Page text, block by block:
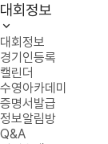
대회정보
대회정보
경기인등록
캘린더
수영아카데미
증명서발급
정보알림방
Q&A